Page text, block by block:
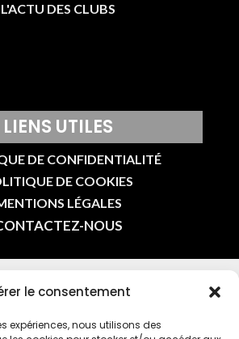
le consentement
expériences, nous utilisons des
L'ACTU DES CLUBS
LIENS UTILES
DE CONFIDENTIALITÉ
DE COOKIES
LÉGALES
NOUS
À LA NEWSLETTER DE L’OMEPS